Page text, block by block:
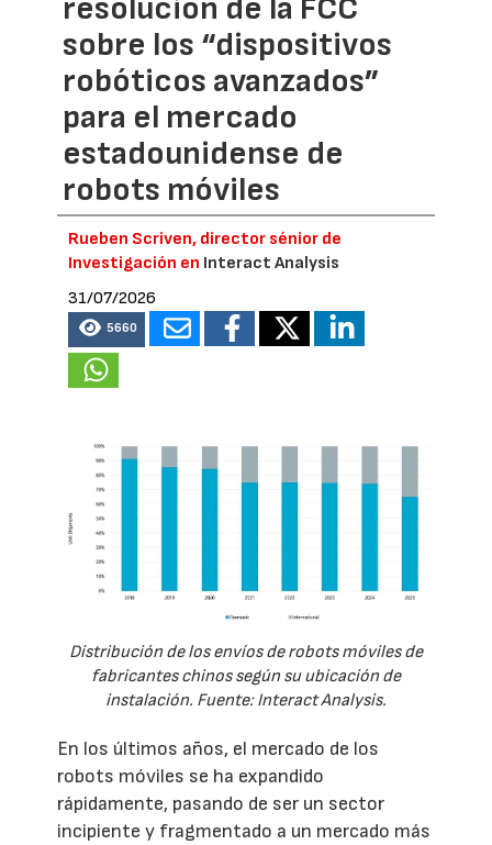
resolución de la FCC
sobre los “dispositivos
robóticos avanzados”
para el mercado
estadounidense de
robots móviles
Rueben Scriven, director sénior de
Investigación en Interact Analysis
31/07/2026
5660
Distribución de los envíos de robots móviles de
fabricantes chinos según su ubicación de
instalación. Fuente: Interact Analysis.
En los últimos años, el mercado de los
robots móviles se ha expandido
rápidamente, pasando de ser un sector
incipiente y fragmentado a un mercado más